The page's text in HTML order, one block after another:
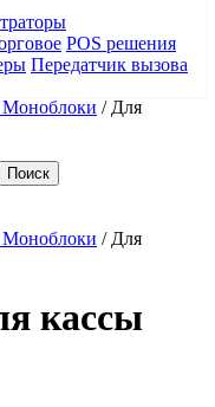
POS решения
Передатчик вызова
Моноблоки / Для
Моноблоки / Для
кассы